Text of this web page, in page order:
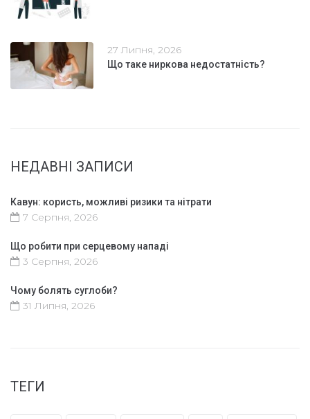
27 Липня, 2026
Що таке ниркова недостатність?
НЕДАВНІ ЗАПИСИ
Кавун: користь, можливі ризики та нітрати
7 Серпня, 2026
Що робити при серцевому нападі
3 Серпня, 2026
Чому болять суглоби?
31 Липня, 2026
ТЕГИ